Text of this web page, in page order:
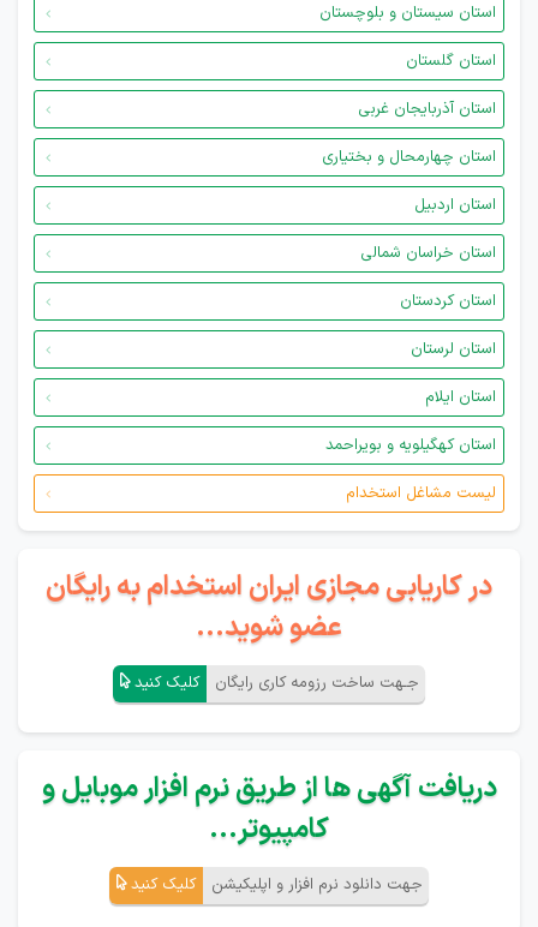
استان سیستان و بلوچستان
استان گلستان
استان آذربایجان غربی
استان چهارمحال و بختیاری
استان اردبیل
استان خراسان شمالی
استان کردستان
استان لرستان
استان ایلام
استان کهگیلویه و بویراحمد
لیست مشاغل استخدام
در کاریابی مجازی ایران استخدام به رایگان
عضو شوید...
جـهت ساخت رزومه کاری رایگان کلیک کنید
دریافت آگهی ها از طریق نرم افزار موبایل و
کامپیوتر...
جهت دانلود نرم افزار و اپلیکیشن کلیک کنید